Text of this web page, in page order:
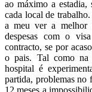
ao máximo a estadia,
cada local de
a meu ver a melhor
despesas com o
contracto, se por
o pais. Tal como na
hospital é
partida, problemas no